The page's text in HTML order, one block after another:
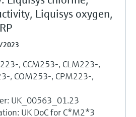
Liquisys oxygen,
2023
, CCM253-, CLM223-,
, COM253-, CPM223-,
UK_00563_01.23
UK DoC for C*M2*3